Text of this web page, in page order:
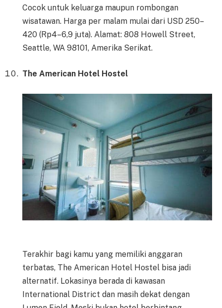
Cocok untuk keluarga maupun rombongan
wisatawan. Harga per malam mulai dari USD 250–
420 (Rp4–6,9 juta). Alamat: 808 Howell Street,
Seattle, WA 98101, Amerika Serikat.
The American Hotel Hostel
Terakhir bagi kamu yang memiliki anggaran
terbatas, The American Hotel Hostel bisa jadi
alternatif. Lokasinya berada di kawasan
International District dan masih dekat dengan